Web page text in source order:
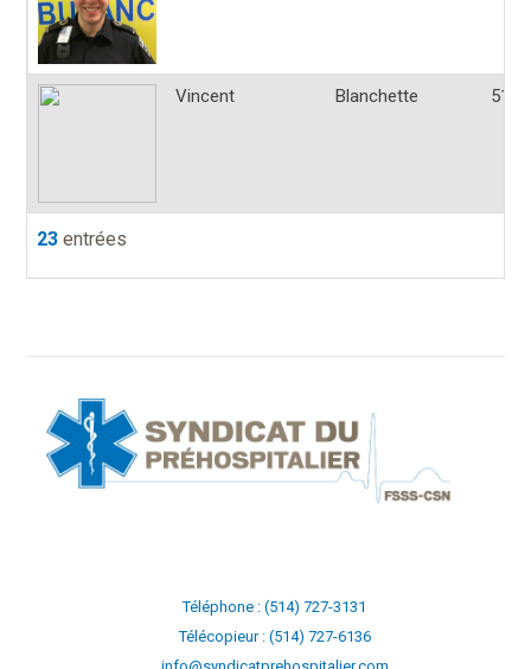
Vincent Blanchette 514-
23 entrées
Téléphone : (514) 727-3131
Télécopieur : (514) 727-6136